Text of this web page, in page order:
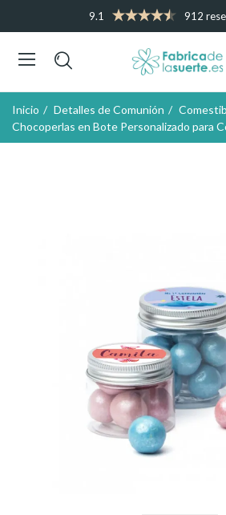
9.1 912
Inicio Detalles de Comunión
Chocoperlas en Bote Personalizado para